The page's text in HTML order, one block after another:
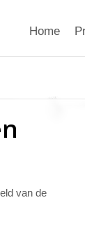
Home
van de